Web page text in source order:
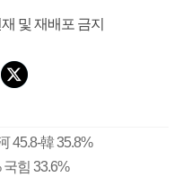
및 재배포 금지
45.8-韓 35.8%
힘 33.6%